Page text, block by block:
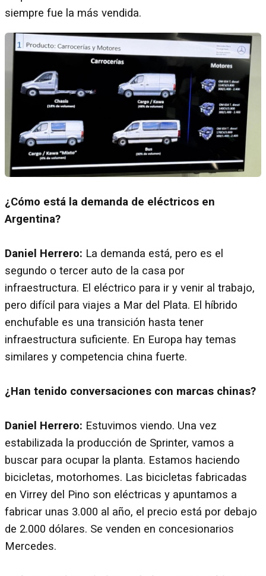
siempre fue la más vendida.
¿Cómo está la demanda de eléctricos en
Argentina?
Daniel Herrero: La demanda está, pero es el
segundo o tercer auto de la casa por
infraestructura. El eléctrico para ir y venir al trabajo,
pero difícil para viajes a Mar del Plata. El híbrido
enchufable es una transición hasta tener
infraestructura suficiente. En Europa hay temas
similares y competencia china fuerte.
¿Han tenido conversaciones con marcas chinas?
Daniel Herrero: Estuvimos viendo. Una vez
estabilizada la producción de Sprinter, vamos a
buscar para ocupar la planta. Estamos haciendo
bicicletas, motorhomes. Las bicicletas fabricadas
en Virrey del Pino son eléctricas y apuntamos a
fabricar unas 3.000 al año, el precio está por debajo
de 2.000 dólares. Se venden en concesionarios
Mercedes.